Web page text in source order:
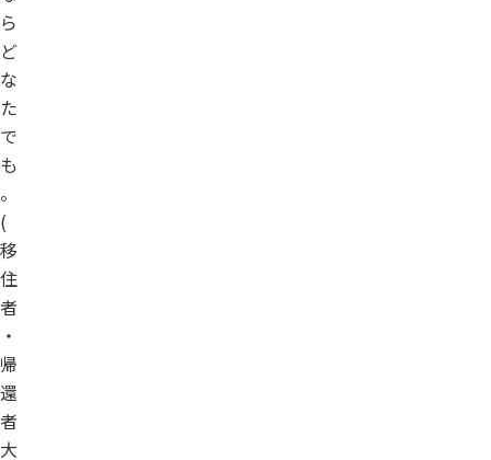
ら
ど
な
た
で
も
。
(
移
住
者
・
帰
還
者
大